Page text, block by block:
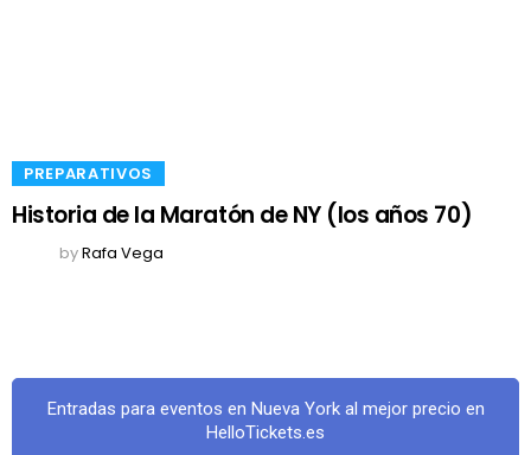
​PREPARATIVOS
Historia de la Maratón de NY (los años 70)
byRafa Vega
Entradas para eventos en Nueva York al mejor precio en
HelloTickets.es